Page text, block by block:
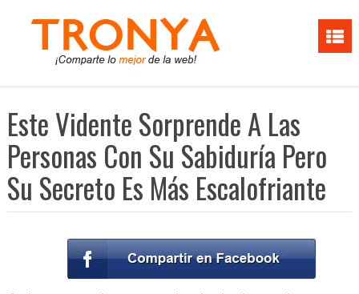
Este Vidente Sorprende A Las
Personas Con Su Sabiduría Pero
Su Secreto Es Más Escalofriante